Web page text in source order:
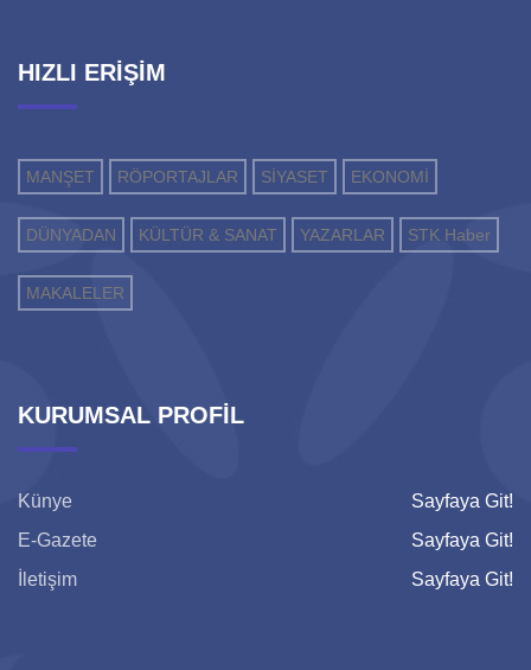
HIZLI ERİŞİM
MANŞET RÖPORTAJLAR SİYASET EKONOMİ
DÜNYADAN KÜLTÜR & SANAT YAZARLAR STK Haber
MAKALELER
KURUMSAL PROFİL
Künye
Sayfaya Git!
E-Gazete
Sayfaya Git!
İletişim
Sayfaya Git!